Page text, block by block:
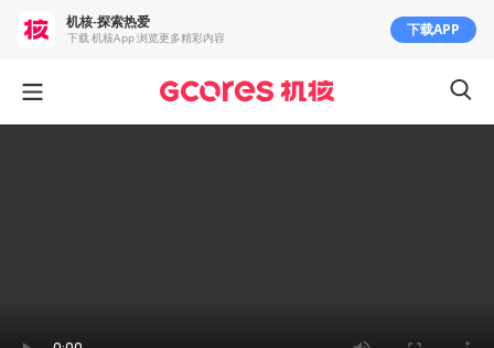
机核-探索热爱
下载 机核App 浏览更多精彩内容 下载APP